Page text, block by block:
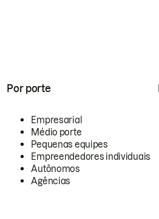
Por porte
Empresarial
Médio porte
Pequenas equipes
Empreendedores individuais
Autônomos
Agências